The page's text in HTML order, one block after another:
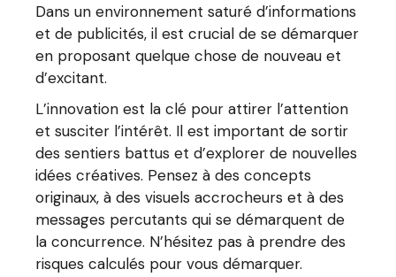
Dans un environnement saturé d’informations
et de publicités, il est crucial de se démarquer
en proposant quelque chose de nouveau et
d’excitant.
L’innovation est la clé pour attirer l’attention
et susciter l’intérêt. Il est important de sortir
des sentiers battus et d’explorer de nouvelles
idées créatives. Pensez à des concepts
originaux, à des visuels accrocheurs et à des
messages percutants qui se démarquent de
la concurrence. N’hésitez pas à prendre des
risques calculés pour vous démarquer.